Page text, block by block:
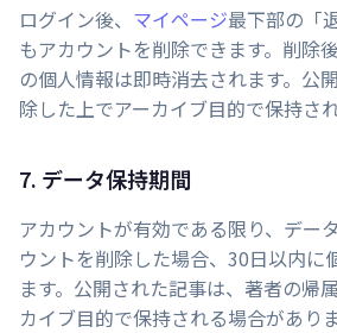
ログイン後、 マイページ最下部の「
もアカウントを削除できます。削除
の個人情報は即時消去されます。公
除した上でアーカイブ目的で保持さ
7. データ保持期間
アカウントが有効である限り、デー
ウントを削除した場合、30日以内に
ます。公開された記事は、著者の帰
カイブ目的で保持される場合がありま